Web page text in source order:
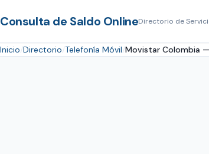
Consulta de Saldo OnlineDirectorio de
Inicio Directorio Telefonía Móvil Movistar Colombia